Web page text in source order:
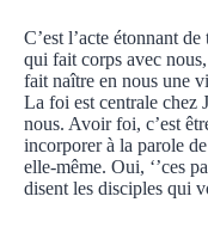
C’est l’acte étonnant
qui fait corps avec
fait naître en nous une
La foi est centrale chez
nous. Avoir foi, c’est
incorporer à la parole
elle-même. Oui, ‘’ces
disent les disciples qui